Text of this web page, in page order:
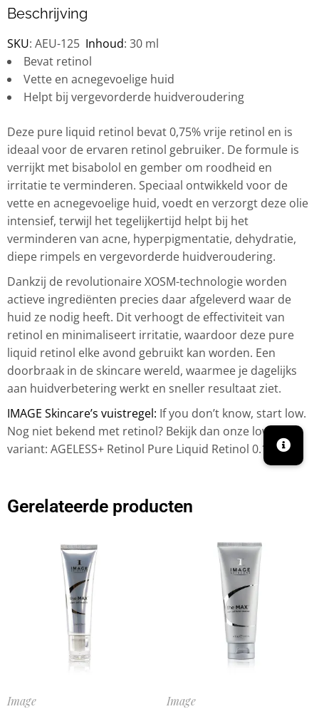
Beschrijving
SKU: AEU-125 Inhoud: 30 ml
Bevat retinol
Vette en acnegevoelige huid
Helpt bij vergevorderde huidveroudering
Deze pure liquid retinol bevat 0,75% vrije retinol en is
ideaal voor de ervaren retinol gebruiker. De formule is
verrijkt met bisabolol en gember om roodheid en
irritatie te verminderen. Speciaal ontwikkeld voor de
vette en acnegevoelige huid, voedt en verzorgt deze olie
intensief, terwijl het tegelijkertijd helpt bij het
verminderen van acne, hyperpigmentatie, dehydratie,
diepe rimpels en vergevorderde huidveroudering.
Dankzij de revolutionaire XOSM-technologie worden
actieve ingrediënten precies daar afgeleverd waar de
huid ze nodig heeft. Dit verhoogt de effectiviteit van
retinol en minimaliseert irritatie, waardoor deze pure
liquid retinol elke avond gebruikt kan worden. Een
doorbraak in de skincare wereld, waarmee je dagelijks
aan huidverbetering werkt en sneller resultaat ziet.
IMAGE Skincare’s vuistregel: If you don’t know, start low.
Nog niet bekend met retinol? Bekijk dan onze low dose
variant: AGELESS+ Retinol Pure Liquid Retinol 0.1%.
Gerelateerde producten
Image Image